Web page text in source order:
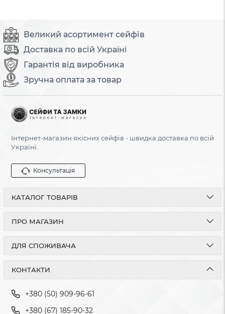
Великий асортимент сейфів
Доставка по всій Україні
Гарантія від виробника
Зручна оплата за товар
Інтернет-магазин якісних сейфів - швидка доставка по всій
Україні.
Консультація
КАТАЛОГ ТОВАРІВ
ПРО МАГАЗИН
ДЛЯ СПОЖИВАЧА
КОНТАКТИ
+380 (50) 909-96-61
+380 (67) 185-90-32